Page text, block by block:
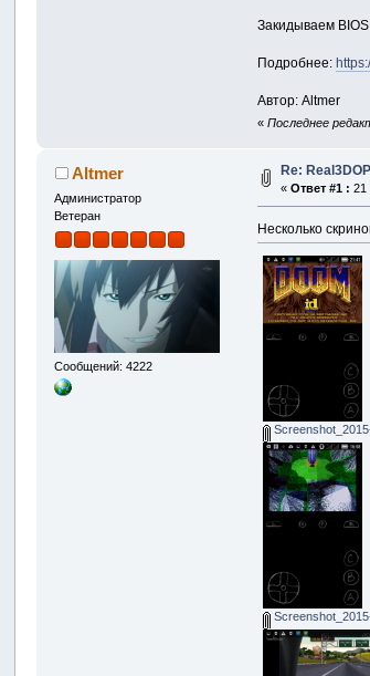
Закидываем
Подробнее:
Автор: Altmer
«Последнее
Altmer
Администратор
Ветеран
Сообщений: 4222
Re:
«Ответ #1 : 21
Несколько